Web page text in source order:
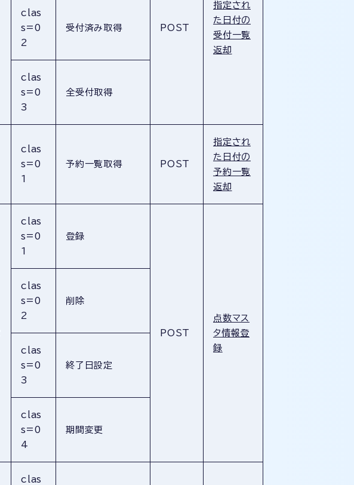
POST
指定され
た日付の
受付一覧
返却
clas
s=0
2
受付済み取得
clas
s=0
3
全受付取得
clas
s=0
1
予約一覧取得 POST
指定され
た日付の
予約一覧
返却
clas
s=0
1
登録
POST
点数マス
タ情報登
録
clas
s=0
2
削除
clas
s=0
3
終了日設定
clas
s=0
4
期間変更
clas